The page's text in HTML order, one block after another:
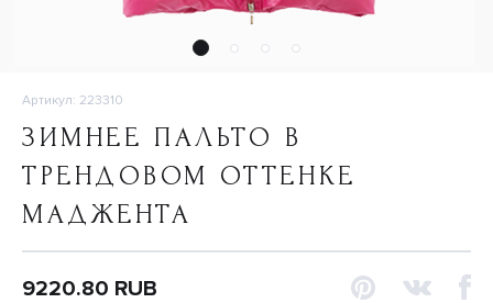
Артикул: 223310
ЗИМНЕЕ ПАЛЬТО В
ТРЕНДОВОМ ОТТЕНКЕ
МАДЖЕНТА
9220.80 RUB